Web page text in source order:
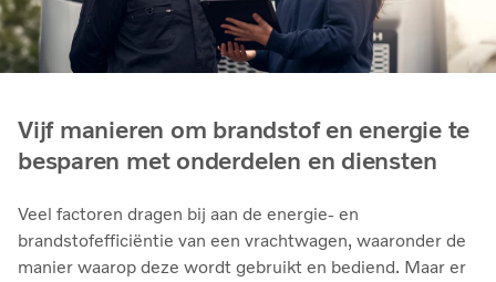
Vijf manieren om brandstof en energie te
besparen met onderdelen en diensten
Veel factoren dragen bij aan de energie- en
brandstofefficiëntie van een vrachtwagen, waaronder de
manier waarop deze wordt gebruikt en bediend. Maar er